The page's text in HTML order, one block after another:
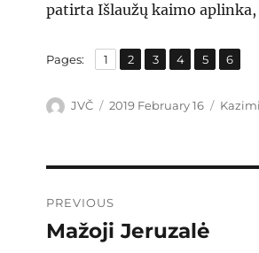
patirta Išlaužų kaimo aplinka,
Pages: Page
1 ,
Page
2 ,
Page
3 ,
Page
4 ,
Page
5 ,
Page
6
Author
JVČ
Posted
2019 February 16
navigation
PREVIOUS
Previous
Mažoji Jeruzalė